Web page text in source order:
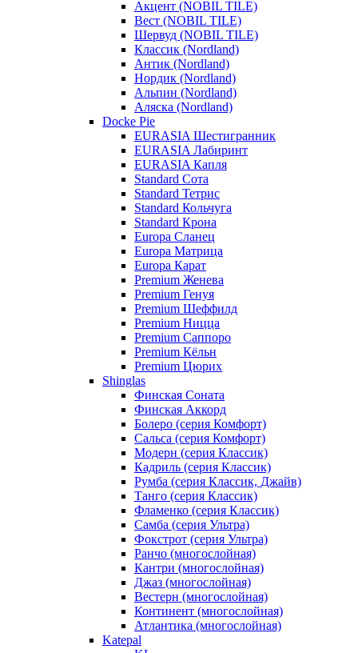
Акцент (NOBIL TILE)
Вест (NOBIL TILE)
Шервуд (NOBIL TILE)
Классик (Nordland)
Антик (Nordland)
Нордик (Nordland)
Альпин (Nordland)
Аляска (Nordland)
Docke Pie
EURASIA Шестигранник
EURASIA Лабиринт
EURASIA Капля
Standard Сота
Standard Тетрис
Standard Кольчуга
Standard Крона
Europa Сланец
Europa Матрица
Europa Карат
Premium Женева
Premium Генуя
Premium Шеффилд
Premium Ницца
Premium Саппоро
Premium Кёльн
Premium Цюрих
Shinglas
Финская Соната
Финская Аккорд
Болеро (серия Комфорт)
Сальса (серия Комфорт)
Модерн (серия Классик)
Кадриль (серия Классик)
Румба (серия Классик, Джайв)
Танго (серия Классик)
Фламенко (серия Классик)
Самба (серия Ультра)
Фокстрот (серия Ультра)
Ранчо (многослойная)
Кантри (многослойная)
Джаз (многослойная)
Вестерн (многослойная)
Континент (многослойная)
Атлантика (многослойная)
Katepal